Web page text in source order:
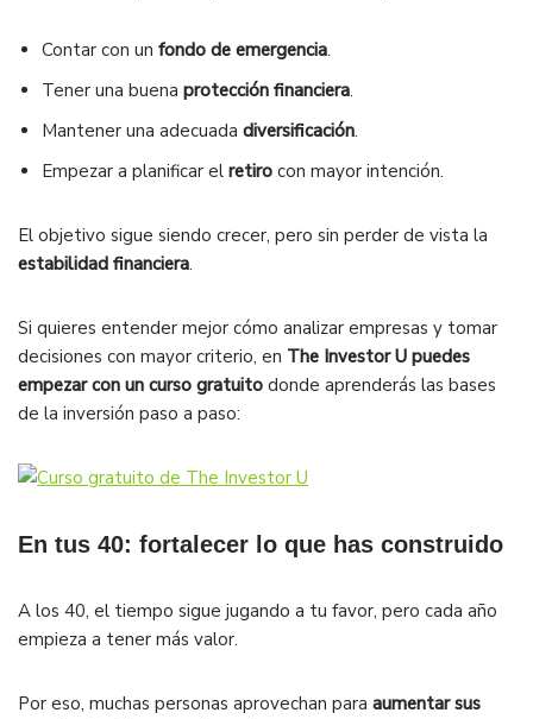
Contar con un fondo de emergencia.
Tener una buena protección financiera.
Mantener una adecuada diversificación.
Empezar a planificar el retiro con mayor intención.
El objetivo sigue siendo crecer, pero sin perder de vista la
estabilidad financiera.
Si quieres entender mejor cómo analizar empresas y tomar
decisiones con mayor criterio, en The Investor U puedes
empezar con un curso gratuito donde aprenderás las bases
de la inversión paso a paso:
En tus 40: fortalecer lo que has construido
A los 40, el tiempo sigue jugando a tu favor, pero cada año
empieza a tener más valor.
Por eso, muchas personas aprovechan para aumentar sus